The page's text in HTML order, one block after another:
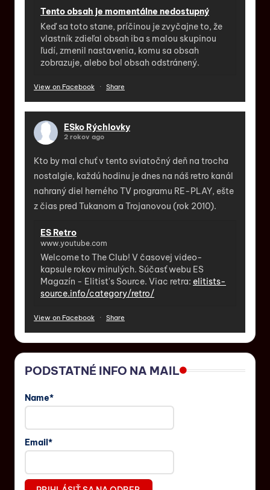
Tento obsah je momentálne nedostupný
Keď sa toto stane, príčinou je zvyčajne to, že
vlastník zdieľal obsah iba s malou skupinou
ľudí, zmenil nastavenia, komu sa obsah
zobrazuje, alebo bol obsah odstránený.
View on Facebook · Share
ESko Rýchlovky
2 rokov ago
Kto by mal chuť v tento sviatočný deň na trocha
nostalgie, každú hodinu je dnes na náš retro kanál
nahraný diel herného TV programu RE-PLAY, ešte
z čias pred Tukanom a Trojanovou (rok 2010).
ES Retro
www.youtube.com
Welcome to The Club! V časovej video-
kapsule rokov minulých. Súčasť webu ES
Magazín - Elitist's Source. Viac retra: elitists-
source.info/category/retro/
View on Facebook · Share
PODSTATNÉ INFO NA MAIL
Name*
Email*